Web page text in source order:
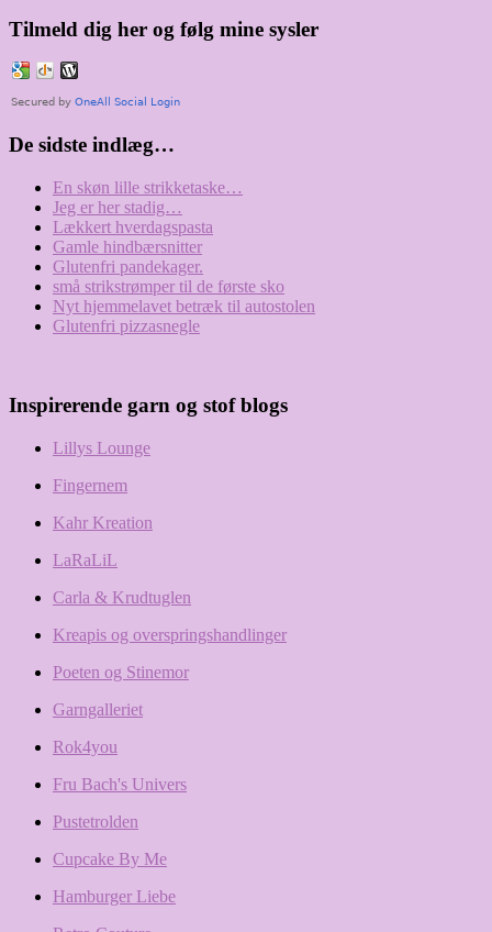
Tilmeld dig her og følg mine sysler
De sidste indlæg…
En skøn lille strikketaske…
Jeg er her stadig…
Lækkert hverdagspasta
Gamle hindbærsnitter
Glutenfri pandekager.
små strikstrømper til de første sko
Nyt hjemmelavet betræk til autostolen
Glutenfri pizzasnegle
Inspirerende garn og stof blogs
Lillys Lounge
Fingernem
Kahr Kreation
LaRaLiL
Carla & Krudtuglen
Kreapis og overspringshandlinger
Poeten og Stinemor
Garngalleriet
Rok4you
Fru Bach's Univers
Pustetrolden
Cupcake By Me
Hamburger Liebe